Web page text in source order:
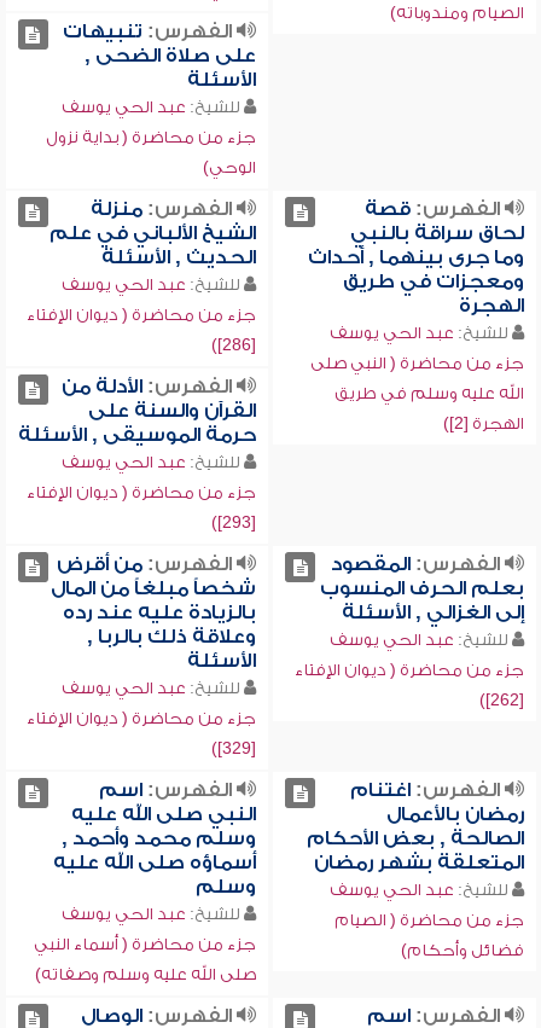
الصيام ومندوباته)
الفهرس: تنبيهات
على صلاة الضحى ,
الأسئلة
للشيخ: عبد الحي يوسف
جزء من محاضرة ( بداية نزول
الوحي)
الفهرس:قصة
لحاق سراقة بالنبي
وما جرى بينهما , أحداث
ومعجزات في طريق
الهجرة
للشيخ: عبد الحي يوسف
جزء من محاضرة ( النبي صلى
الله عليه وسلم في طريق
الهجرة [2])
الفهرس:منزلة
الشيخ الألباني في علم
الحديث , الأسئلة
للشيخ: عبد الحي يوسف
جزء من محاضرة ( ديوان الإفتاء
[286])
الفهرس:الأدلة من
القرآن والسنة على
حرمة الموسيقى , الأسئلة
للشيخ: عبد الحي يوسف
جزء من محاضرة ( ديوان الإفتاء
[293])
الفهرس:المقصود
بعلم الحرف المنسوب
إلى الغزالي , الأسئلة
للشيخ: عبد الحي يوسف
جزء من محاضرة ( ديوان الإفتاء
[262])
الفهرس:من أقرض
شخصاً مبلغاً من المال
بالزيادة عليه عند رده
وعلاقة ذلك بالربا ,
الأسئلة
للشيخ: عبد الحي يوسف
جزء من محاضرة ( ديوان الإفتاء
[329])
الفهرس:اغتنام
رمضان بالأعمال
الصالحة , بعض الأحكام
المتعلقة بشهر رمضان
للشيخ: عبد الحي يوسف
جزء من محاضرة ( الصيام
فضائل وأحكام)
الفهرس:اسم
النبي صلى الله عليه
وسلم محمد وأحمد ,
أسماؤه صلى الله عليه
وسلم
للشيخ: عبد الحي يوسف
جزء من محاضرة ( أسماء النبي
صلى الله عليه وسلم وصفاته)
الفهرس:اسم
الفهرس:الوصال